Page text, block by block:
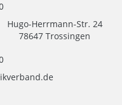
Hugo-Herrmann-Str. 24
78647 Trossingen